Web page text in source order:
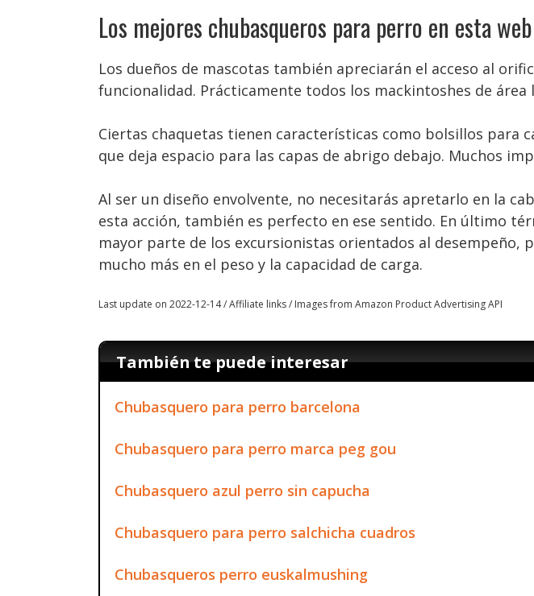
Los mejores chubasqueros para perro en esta web
Los dueños de mascotas también apreciarán el acceso al
funcionalidad. Prácticamente todos los mackintoshes de
Ciertas chaquetas tienen características como bolsillos para
que deja espacio para las capas de abrigo debajo. Muchos
Al ser un diseño envolvente, no necesitarás apretarlo en la
esta acción, también es perfecto en ese sentido. En último
mayor parte de los excursionistas orientados al desempeño,
mucho más en el peso y la capacidad de carga.
Last update on 2022-12-14 / Affiliate links / Images from Amazon Product Advertising API
También te puede interesar
Chubasquero para perro barcelona
Chubasquero para perro marca peg gou
Chubasquero azul perro sin capucha
Chubasquero para perro salchicha cuadros
Chubasqueros perro euskalmushing